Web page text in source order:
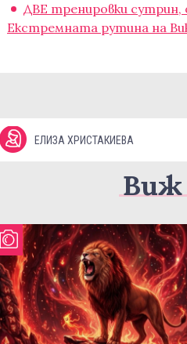
ДВЕ тренировки
Екстремната рутина на
ЕЛИЗА ХРИСТАКИЕВА
Виж